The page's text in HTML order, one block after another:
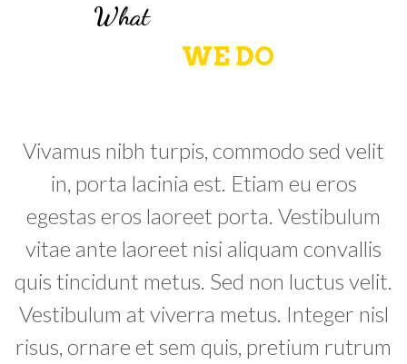
What
WE DO
Vivamus nibh turpis, commodo sed velit
in, porta lacinia est. Etiam eu eros
egestas eros laoreet porta. Vestibulum
vitae ante laoreet nisi aliquam convallis
quis tincidunt metus. Sed non luctus velit.
Vestibulum at viverra metus. Integer nisl
risus, ornare et sem quis, pretium rutrum